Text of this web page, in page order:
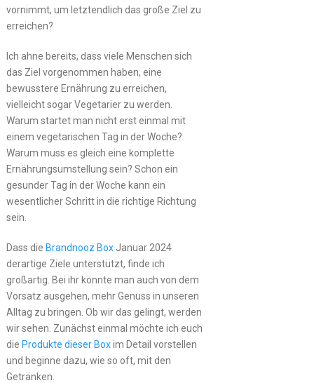
vornimmt, um letztendlich das große Ziel zu
erreichen?
Ich ahne bereits, dass viele Menschen sich
das Ziel vorgenommen haben, eine
bewusstere Ernährung zu erreichen,
vielleicht sogar Vegetarier zu werden.
Warum startet man nicht erst einmal mit
einem vegetarischen Tag in der Woche?
Warum muss es gleich eine komplette
Ernährungsumstellung sein? Schon ein
gesunder Tag in der Woche kann ein
wesentlicher Schritt in die richtige Richtung
sein.
Dass die Brandnooz BoxJanuar 2024
derartige Ziele unterstützt, finde ich
großartig. Bei ihr könnte man auch von dem
Vorsatz ausgehen, mehr Genuss in unseren
Alltag zu bringen. Ob wir das gelingt, werden
wir sehen. Zunächst einmal möchte ich euch
die Produkte dieser Boxim Detail vorstellen
und beginne dazu, wie so oft, mit den
Getränken.